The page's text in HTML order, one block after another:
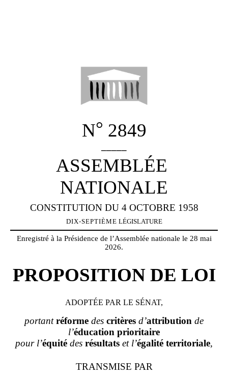
N° 2849
ASSEMBLÉE
NATIONALE
CONSTITUTION DU 4 OCTOBRE 1958
DIX-SEPTIÈME LÉGISLATURE
Enregistré à la Présidence de l’Assemblée nationale le 28 mai
2026.
PROPOSITION DE LOI
ADOPTÉE PAR LE SÉNAT,
portant réforme des critères d’attribution de
l’éducation prioritaire
pour l’équitédes résultatset l’égalité territoriale,
TRANSMISE PAR